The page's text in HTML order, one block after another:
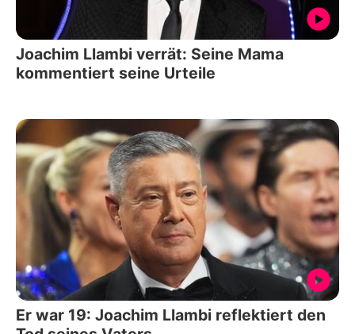
Joachim Llambi verrät: Seine Mama
kommentiert seine Urteile
Er war 19: Joachim Llambi reflektiert den